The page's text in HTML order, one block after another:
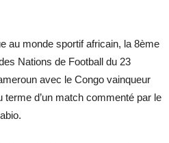
au monde sportif africain, la 8ème
Nations de Football du 23
avec le Congo vainqueur
d’un match commenté par le